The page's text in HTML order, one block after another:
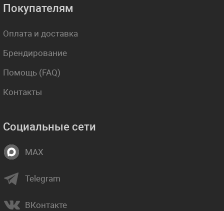
Покупателям
Оплата и доставка
Брендирование
Помощь (FAQ)
Контакты
Социальные сети
MAX
Telegram
ВКонтакте